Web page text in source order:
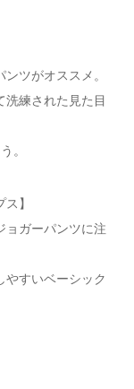
ツがオススメ。
練された見た目
。
】
ョガーパンツに注
やすいベーシック